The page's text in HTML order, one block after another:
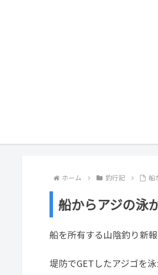
ホーム 釣行記 船
船からアジの泳
船を所有する山陰釣り新
堤防でGETしたアジゴを